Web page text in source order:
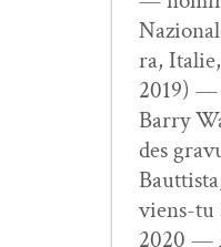
ra,
2019) —
Bar­ry
des
viens-tu
2020 —